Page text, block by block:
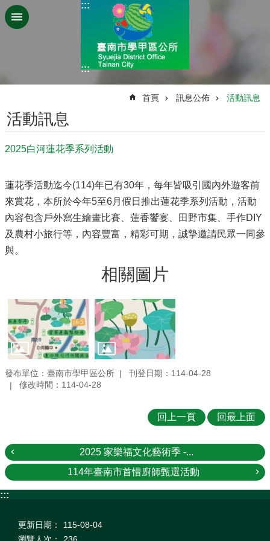
跳到主要內容區塊
:::
:::
首頁 訊息公佈 活動訊息
活動訊息
2025白河蓮花季系列活動
蓮花季活動迄今(114)年已有30年，每年皆吸引國內外遊客前
來賞花，本所於今年5至6月假日推出蓮花季系列活動，活動
內容包含戶外寫生繪畫比賽、蓮香饗宴、田野市集、手作DIY
及農村小旅行等，內容豐富，精彩可期，誠摯邀請民眾一同參
與。
相關圖片
發布單位：臺南市學甲區公所
刊登日期：114-04-28
修改時間：114-04-28
回上一頁 回最上面
2025 家樂福文化藝術季 -...
114年臺南市首惜廚師甄選活動
:::
更新日期：
115-08-04